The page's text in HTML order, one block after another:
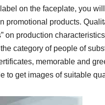
on the faceplate, you
promotional products.
on production
category of people of
memorable and
to get images of suitable